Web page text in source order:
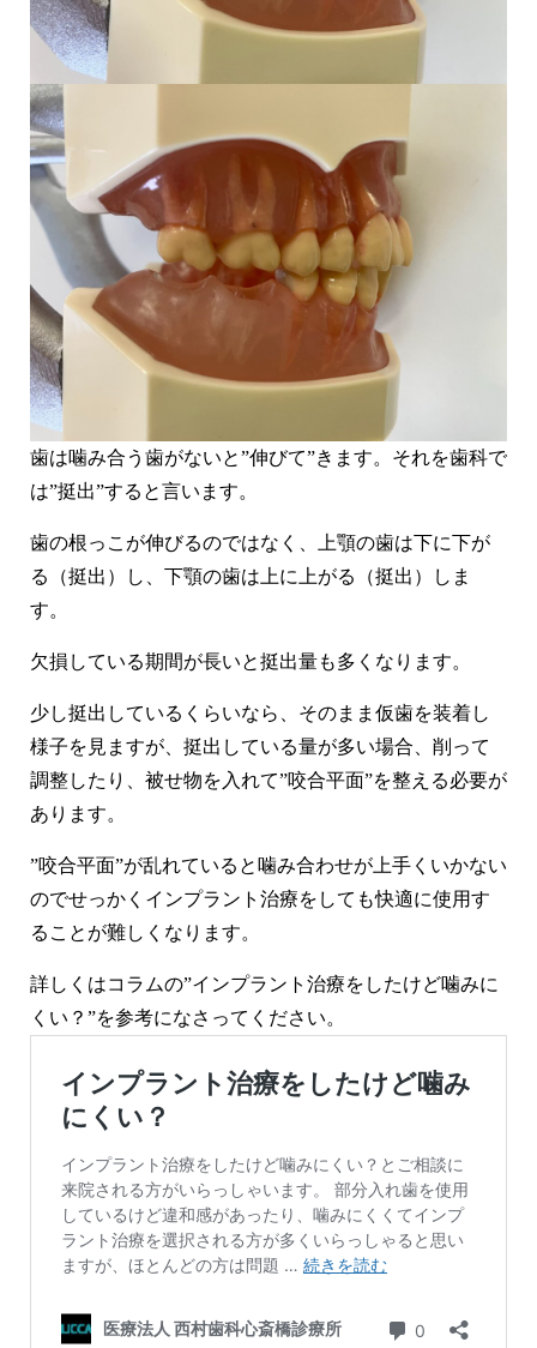
歯は噛み合う歯がないと”伸びて”きます。それを歯科で
は”挺出”すると言います。
歯の根っこが伸びるのではなく、上顎の歯は下に下が
る（挺出）し、下顎の歯は上に上がる（挺出）しま
す。
欠損している期間が長いと挺出量も多くなります。
少し挺出しているくらいなら、そのまま仮歯を装着し
様子を見ますが、挺出している量が多い場合、削って
調整したり、被せ物を入れて”咬合平面”を整える必要が
あります。
”咬合平面”が乱れていると噛み合わせが上手くいかない
のでせっかくインプラント治療をしても快適に使用す
ることが難しくなります。
詳しくはコラムの”インプラント治療をしたけど噛みに
くい？”を参考になさってください。